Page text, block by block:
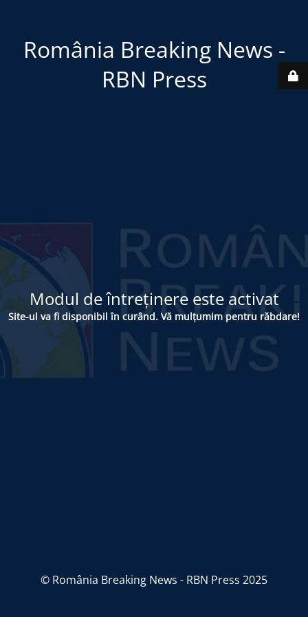
România Breaking News -
RBN Press
Modul de întreținere este activat
Site-ul va fi disponibil în curând. Vă mulțumim pentru răbdare!
© România Breaking News - RBN Press 2025